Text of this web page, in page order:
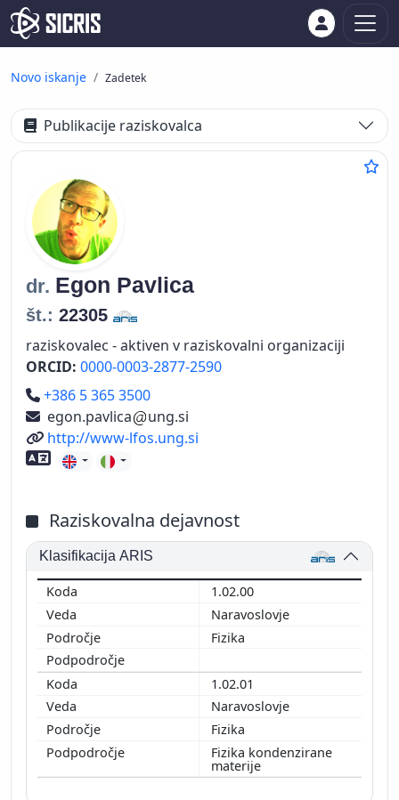
Novo iskanje Zadetek
Publikacije raziskovalca
dr. Egon Pavlica
št.: 22305
raziskovalec - aktiven v raziskovalni organizaciji
ORCID: 0000-0003-2877-2590
Telefon
+386 5 365 3500
egon.pavlica
ung.si
Spletni naslov
http://www-lfos.ung.si
Znanje tujih jezikov
Raziskovalna dejavnost
Klasifikacija ARIS
1.02.00
Naravoslovje
Fizika
1.02.01
Naravoslovje
Fizika
Fizika kondenzirane
materije